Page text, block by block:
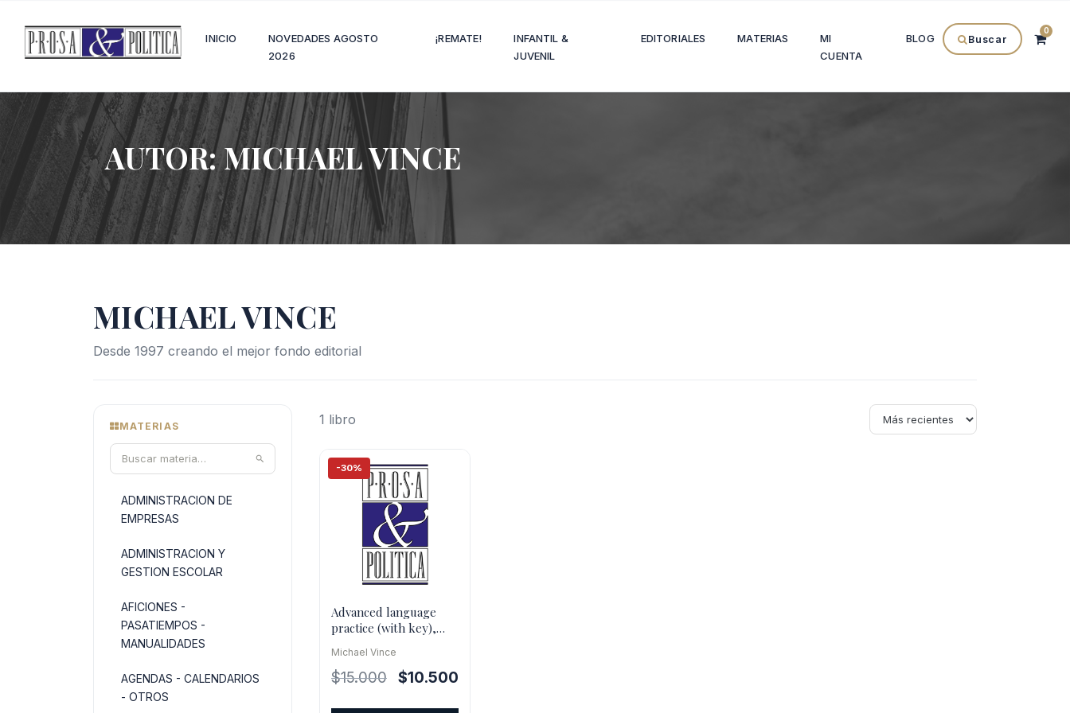
INICIO
NOVEDADES AGOSTO
2026
¡REMATE!
INFANTIL &
JUVENIL
EDITORIALES MATERIAS
MI
CUENTA
BLOG Buscar
0
AUTOR:MICHAEL VINCE
MICHAEL VINCE
Desde 1997 creando el mejor fondo editorial
MATERIAS
ADMINISTRACION DE
EMPRESAS
ADMINISTRACION Y
GESTION ESCOLAR
AFICIONES -
PASATIEMPOS -
MANUALIDADES
AGENDAS - CALENDARIOS
- OTROS
1 libro
-30%
Advanced language
practice (with key),
Michael Vince
$15.000
El
$10.500